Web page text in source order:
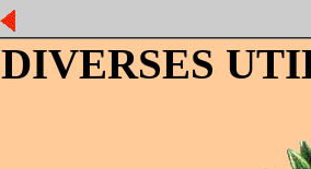
DIVERSES